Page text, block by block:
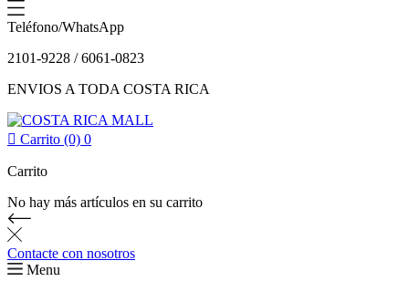
Teléfono/WhatsApp
2101-9228 / 6061-0823
ENVIOS A TODA COSTA RICA
 Carrito (0) 0
Carrito
No hay más artículos en su carrito
Contacte con nosotros
Menu